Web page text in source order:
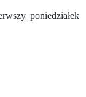
poniedziałek